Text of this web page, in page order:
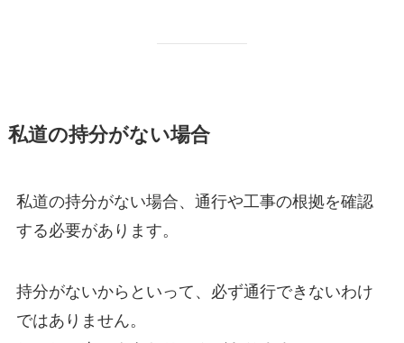
私道の持分がない場合
私道の持分がない場合、通行や工事の根拠を確認
する必要があります。
持分がないからといって、必ず通行できないわけ
ではありません。